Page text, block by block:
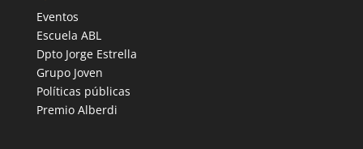
Eventos
Escuela ABL
Dpto Jorge Estrella
Grupo Joven
Políticas públicas
Premio Alberdi